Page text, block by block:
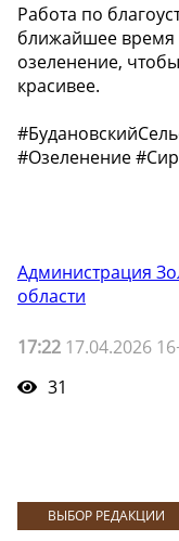
Работа по
ближайшее время
озеленение,
красивее.
#Озеленение
Администрация
области
17:22 17.04.2026
31
ВЫБОР РЕДАКЦИИ